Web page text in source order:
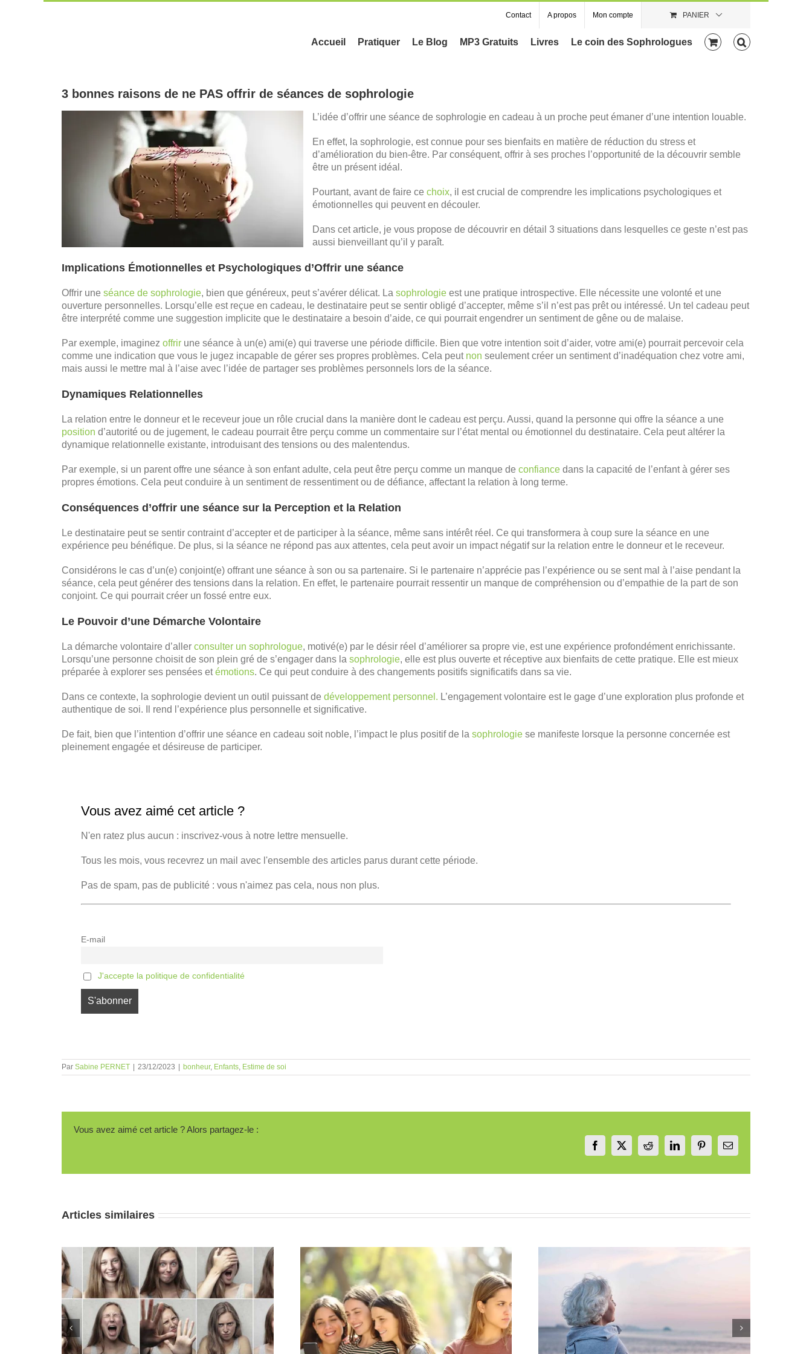
Contact A propos Mon compte PANIER
Accueil Pratiquer Le Blog MP3 Gratuits Livres Le coin des Sophrologues
3 bonnes raisons de ne PAS offrir de séances de sophrologie
L’idée d’offrir une séance de sophrologie en cadeau à un proche peut émaner d’une intention louable.
En effet, la sophrologie, est connue pour ses bienfaits en matière de réduction du stress et
d’amélioration du bien-être. Par conséquent, offrir à ses proches l’opportunité de la découvrir semble
être un présent idéal.
Pourtant, avant de faire ce choix, il est crucial de comprendre les implications psychologiques et
émotionnelles qui peuvent en découler.
Dans cet article, je vous propose de découvrir en détail 3 situations dans lesquelles ce geste n’est pas
aussi bienveillant qu’il y paraît.
Implications Émotionnelles et Psychologiques d’Offrir une séance
Offrir une séance de sophrologie, bien que généreux, peut s’avérer délicat. La sophrologie est une pratique introspective. Elle nécessite une volonté et une
ouverture personnelles. Lorsqu’elle est reçue en cadeau, le destinataire peut se sentir obligé d’accepter, même s’il n’est pas prêt ou intéressé. Un tel cadeau peut
être interprété comme une suggestion implicite que le destinataire a besoin d’aide, ce qui pourrait engendrer un sentiment de gêne ou de malaise.
Par exemple, imaginez offrir une séance à un(e) ami(e) qui traverse une période difficile. Bien que votre intention soit d’aider, votre ami(e) pourrait percevoir cela
comme une indication que vous le jugez incapable de gérer ses propres problèmes. Cela peut non seulement créer un sentiment d’inadéquation chez votre ami,
mais aussi le mettre mal à l’aise avec l’idée de partager ses problèmes personnels lors de la séance.
Dynamiques Relationnelles
La relation entre le donneur et le receveur joue un rôle crucial dans la manière dont le cadeau est perçu. Aussi, quand la personne qui offre la séance a une
position d’autorité ou de jugement, le cadeau pourrait être perçu comme un commentaire sur l’état mental ou émotionnel du destinataire. Cela peut altérer la
dynamique relationnelle existante, introduisant des tensions ou des malentendus.
Par exemple, si un parent offre une séance à son enfant adulte, cela peut être perçu comme un manque de confiance dans la capacité de l’enfant à gérer ses
propres émotions. Cela peut conduire à un sentiment de ressentiment ou de défiance, affectant la relation à long terme.
Conséquences d’offrir une séance sur la Perception et la Relation
Le destinataire peut se sentir contraint d’accepter et de participer à la séance, même sans intérêt réel. Ce qui transformera à coup sure la séance en une
expérience peu bénéfique. De plus, si la séance ne répond pas aux attentes, cela peut avoir un impact négatif sur la relation entre le donneur et le receveur.
Considérons le cas d’un(e) conjoint(e) offrant une séance à son ou sa partenaire. Si le partenaire n’apprécie pas l’expérience ou se sent mal à l’aise pendant la
séance, cela peut générer des tensions dans la relation. En effet, le partenaire pourrait ressentir un manque de compréhension ou d’empathie de la part de son
conjoint. Ce qui pourrait créer un fossé entre eux.
Le Pouvoir d’une Démarche Volontaire
La démarche volontaire d’aller consulter un sophrologue, motivé(e) par le désir réel d’améliorer sa propre vie, est une expérience profondément enrichissante.
Lorsqu’une personne choisit de son plein gré de s’engager dans la sophrologie, elle est plus ouverte et réceptive aux bienfaits de cette pratique. Elle est mieux
préparée à explorer ses pensées etémotions. Ce qui peut conduire à des changements positifs significatifs dans sa vie.
Dans ce contexte, la sophrologie devient un outil puissant de développement personnel. L’engagement volontaire est le gage d’une exploration plus profonde et
authentique de soi. Il rend l’expérience plus personnelle et significative.
De fait, bien que l’intention d’offrir une séance en cadeau soit noble, l’impact le plus positif de la sophrologie se manifeste lorsque la personne concernée est
pleinement engagée et désireuse de participer.
Vous avez aimé cet article ?
N'en ratez plus aucun : inscrivez-vous à notre lettre mensuelle.
Tous les mois, vous recevrez un mail avec l'ensemble des articles parus durant cette période.
Pas de spam, pas de publicité : vous n'aimez pas cela, nous non plus.
E-mail
J'accepte la politique de confidentialité
Par Sabine PERNET | 23/12/2023 | bonheur, Enfants Estime de soi
Vous avez aimé cet article ? Alors partagez-le :
Facebook
X RedditLinkedInPinterestEmail
Articles similaires
Se sentir seule au milieu des autres
Quand être seul avec soi-même devient
inconfortable
Cultiver la joie au quotidien sans attendre des
jours parfaits